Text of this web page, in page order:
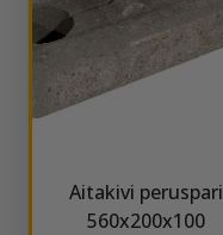
Aitakivi peruspari
560x200x100